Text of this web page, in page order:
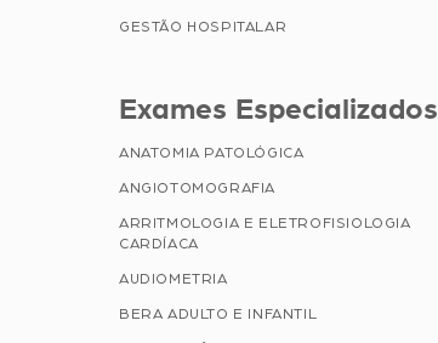
GESTÃO HOSPITALAR
Exames Especializados
ANATOMIA PATOLÓGICA
ANGIOTOMOGRAFIA
ARRITMOLOGIA E ELETROFISIOLOGIA
CARDÍACA
AUDIOMETRIA
BERA ADULTO E INFANTIL